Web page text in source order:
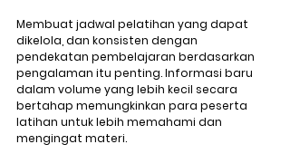
Membuat jadwal pelatihan yang dapat
dikelola, dan konsisten dengan
pendekatan pembelajaran berdasarkan
pengalaman itu penting. Informasi baru
dalam volume yang lebih kecil secara
bertahap memungkinkan para peserta
latihan untuk lebih memahami dan
mengingat materi.